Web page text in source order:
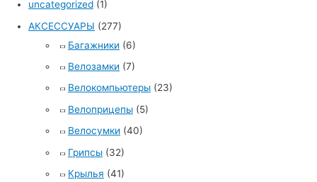
uncategorized (1)
АКСЕССУАРЫ (277)
Багажники (6)
Велозамки (7)
Велокомпьютеры (23)
Велоприцепы (5)
Велосумки (40)
Грипсы (32)
Крылья (41)